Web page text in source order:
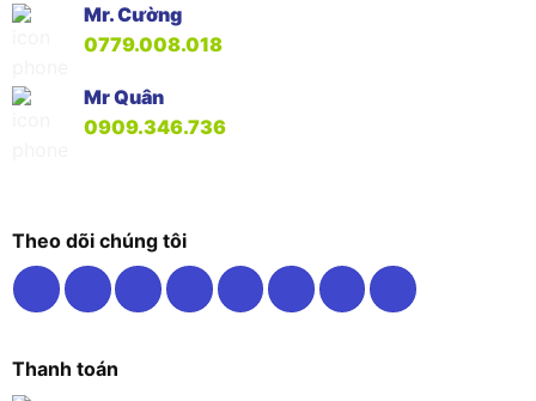
Mr. Cường
0779.008.018
Mr Quân
0909.346.736
Theo dõi chúng tôi
Thanh toán